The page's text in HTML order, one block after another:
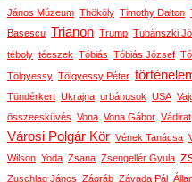
János Múzeum Thököly Timothy Dalton
Basescu Trianon Trump Tubánszki
téboly téeszek Tóbiás Tóbiás József
Tölgyessy Tölgyessy Péter
Tündérkert Ukrajna urbánusok USA
összeesküvés Vona Vona Gábor Vádirat
Városi Polgár Kör Vének Tanácsa
Wilson Yoda Zsana Zsengellér Gyula
Zuschlag János Zágráb Závada Pál